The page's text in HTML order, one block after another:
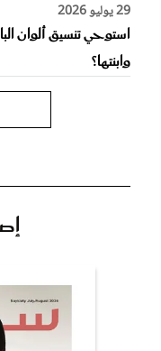
29 يوليو 2026
استوحي تنسيق ألوان
وابنتها؟